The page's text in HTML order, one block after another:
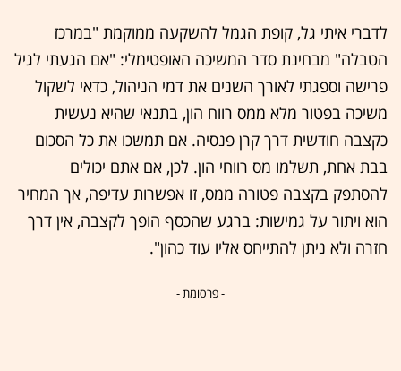
לדברי איתי גל, קופת הגמל להשקעה ממוקמת "במרכז
הטבלה" מבחינת סדר המשיכה האופטימלי: "אם הגעתי לגיל
פרישה וספגתי לאורך השנים את דמי הניהול, כדאי לשקול
משיכה בפטור מלא ממס רווח הון, בתנאי שהיא נעשית
כקצבה חודשית דרך קרן פנסיה. אם תמשכו את כל הסכום
בבת אחת, תשלמו מס רווחי הון. לכן, אם אתם יכולים
להסתפק בקצבה פטורה ממס, זו אפשרות עדיפה, אך המחיר
הוא ויתור על גמישות: ברגע שהכסף הופך לקצבה, אין דרך
חזרה ולא ניתן להתייחס אליו עוד כהון".
- פרסומת -